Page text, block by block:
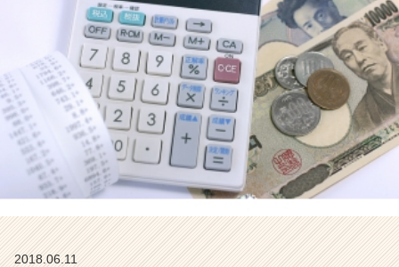
ラ
イ
ン】
|
ベ
ン
チ
ャ
ー・
成
長
企
2018.06.11